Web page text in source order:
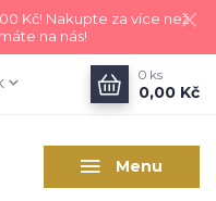
Kč! Nakupte za více než
na nás!
Menu
0 ks
0,00 Kč